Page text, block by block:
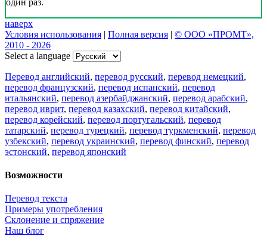
один раз.
наверх
Условия использования | Полная версия | © ООО «ПРОМТ»,
2010 - 2026
Select a language
Перевод английский, перевод русский, перевод немецкий,
перевод французский, перевод испанский, перевод
итальянский, перевод азербайджанский, перевод арабский,
перевод иврит, перевод казахский, перевод китайский,
перевод корейский, перевод португальский, перевод
татарский, перевод турецкий, перевод туркменский, перевод
узбекский, перевод украинский, перевод финский, перевод
эстонский, перевод японский
Возможности
Перевод текста
Примеры употребления
Склонение и спряжение
Наш блог